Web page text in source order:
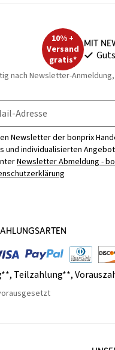
10% +
Versand
gratis*
Mit
nach Newsletter-
Adresse
Newsletter der bonprix
und individualisierten
Newsletter Abmeldung -
, Teilzahlung**,